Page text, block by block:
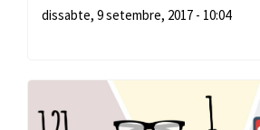
dissabte, 9 setembre, 2017 - 10:04